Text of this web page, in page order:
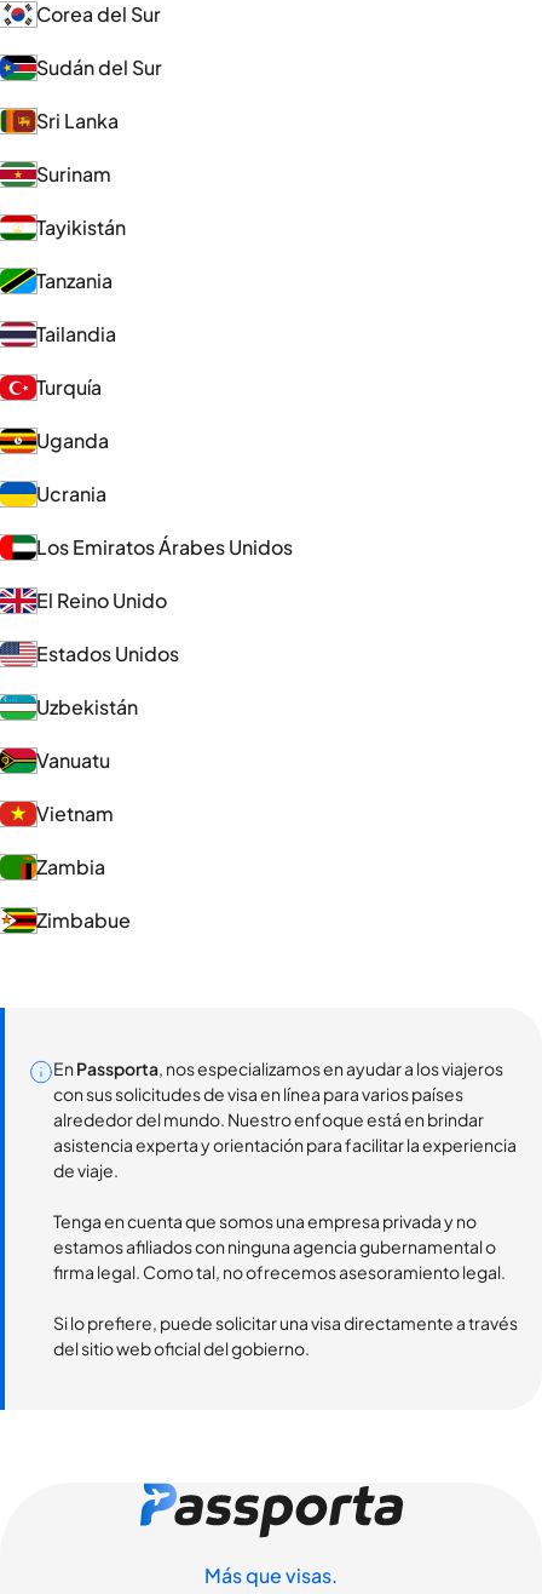
Corea del Sur
Sudán del Sur
Sri Lanka
Surinam
Tayikistán
Tanzania
Tailandia
Turquía
Uganda
Ucrania
Los Emiratos Árabes Unidos
El Reino Unido
Estados Unidos
Uzbekistán
Vanuatu
Vietnam
Zambia
Zimbabue
En Passporta, nos especializamos en ayudar a los viajeros
con sus solicitudes de visa en línea para varios países
alrededor del mundo. Nuestro enfoque está en brindar
asistencia experta y orientación para facilitar la experiencia
de viaje.
Tenga en cuenta que somos una empresa privada y no
estamos afiliados con ninguna agencia gubernamental o
firma legal. Como tal, no ofrecemos asesoramiento legal.
Si lo prefiere, puede solicitar una visa directamente a través
del sitio web oficial del gobierno.
Más que visas.